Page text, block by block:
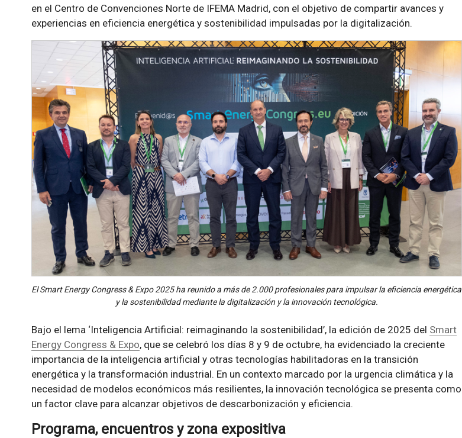
en el Centro de Convenciones Norte de IFEMA Madrid, con el objetivo de compartir avances y
experiencias en eficiencia energética y sostenibilidad impulsadas por la digitalización.
El Smart Energy Congress & Expo 2025 ha reunido a más de 2.000 profesionales para impulsar la eficiencia energética
y la sostenibilidad mediante la digitalización y la innovación tecnológica.
Bajo el lema ‘Inteligencia Artificial: reimaginando la sostenibilidad’, la edición de 2025 del Smart
Energy Congress & Expo, que se celebró los días 8 y 9 de octubre, ha evidenciado la creciente
importancia de la inteligencia artificial y otras tecnologías habilitadoras en la transición
energética y la transformación industrial. En un contexto marcado por la urgencia climática y la
necesidad de modelos económicos más resilientes, la innovación tecnológica se presenta como
un factor clave para alcanzar objetivos de descarbonización y eficiencia.
Programa, encuentros y zona expositiva